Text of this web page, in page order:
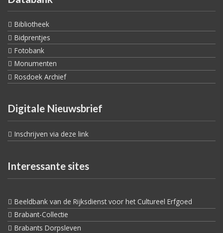
Bibliotheek
Bidprentjes
Fotobank
Monumenten
Rosdoek Archief
Digitale Nieuwsbrief
Inschrijven via deze link
Interessante sites
Beeldbank van de Rijksdienst voor het Cultureel Erfgoed
Brabant-Collectie
Brabants Dorpsleven